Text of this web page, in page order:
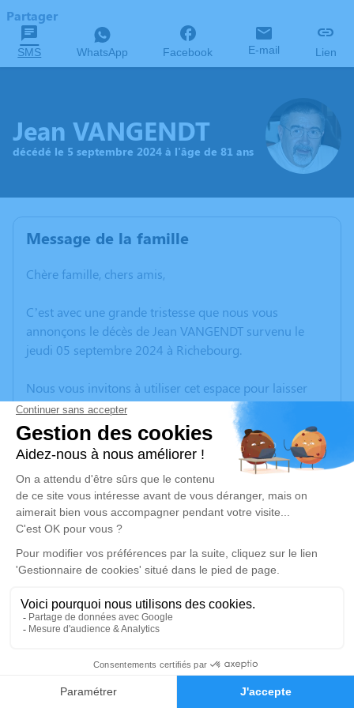
Faire-part Hommages
Partager
SMS WhatsApp Facebook E-mail Lien
Jean VANGENDT
décédé le 5 septembre 2024 à l'âge de 81 ans
Message de la famille
Chère famille, chers amis,
C’est avec une grande tristesse que nous vous
annonçons le décès de Jean VANGENDT survenu le
jeudi 05 septembre 2024 à Richebourg.
Nous vous invitons à utiliser cet espace pour laisser
vos condoléances, partager des photos souvenirs, une
anecdote ou exprimer vos pensées à travers des
poèmes ou des textes. Cet endroit est un lieu
d'expression dédié à honorer la mémoire de Jean
VANGENDT.
Un service de plantation d’arbre hommage est
disponible ici.
Je rends hommage
Cérémonie religieuse
Église Saint Laurent de Richebourg
place du général de Gaulle